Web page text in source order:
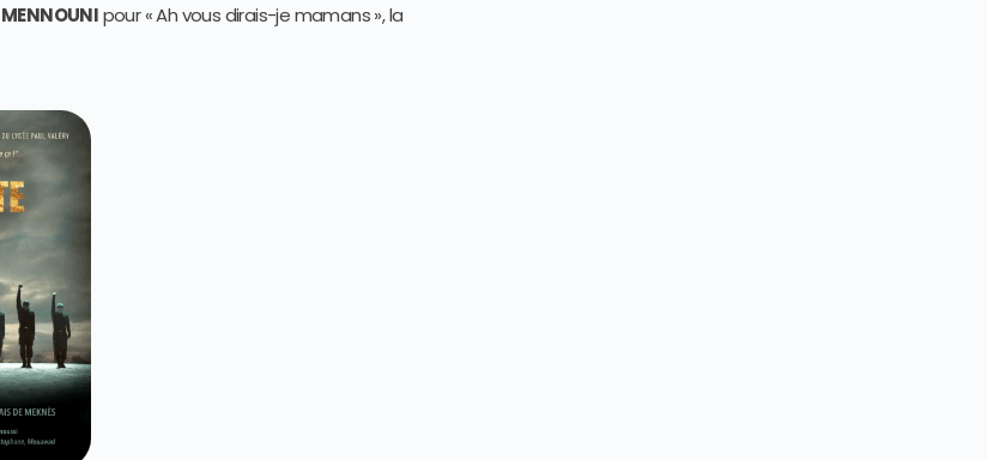
pour « Ah vous dirais-je mamans », la